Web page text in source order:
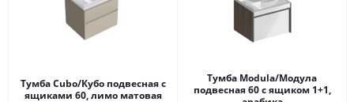
Тумба Cubo/Кубо подвесная с
ящиками 60, лимо матовая
Тумба Modula/Модула
подвесная 60 с ящиком 1+1,